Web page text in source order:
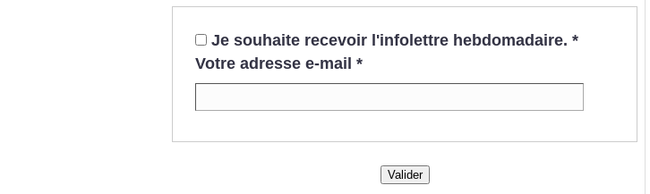
Je souhaite recevoir l'infolettre hebdomadaire. *
Votre adresse e-mail *
Valider